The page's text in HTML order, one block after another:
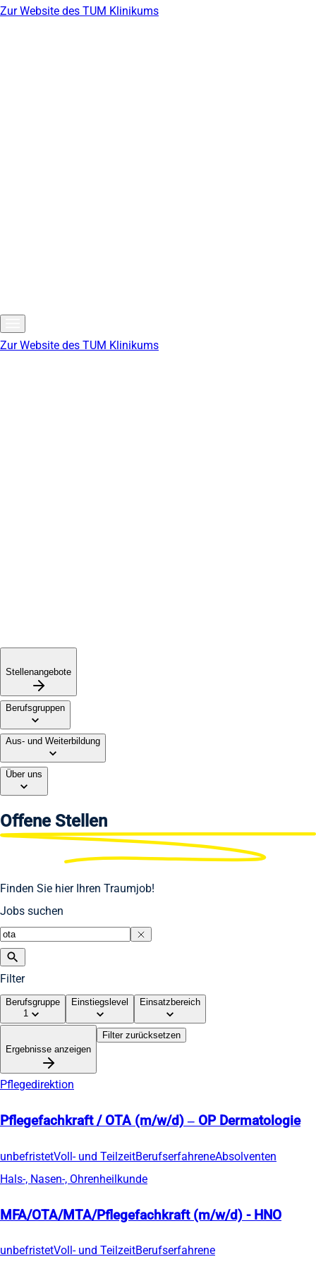
Zur Website des TUM Klinikums
Zur Website des TUM Klinikums
Stellenangebote
Berufsgruppen
Aus- und Weiterbildung
Über uns
Offene Stellen
Finden Sie hier Ihren Traumjob!
Jobs suchen
Filter
Berufsgruppe
1
Einstiegslevel Einsatzbereich
Ergebnisse anzeigen
Filter zurücksetzen
Pflegedirektion
Pflegefachkraft / OTA (m/w/d) – OP Dermatologie
unbefristetVoll- und TeilzeitBerufserfahreneAbsolventen
Hals-, Nasen-, Ohrenheilkunde
MFA/OTA/MTA/Pflegefachkraft (m/w/d) - HNO
unbefristetVoll- und TeilzeitBerufserfahrene